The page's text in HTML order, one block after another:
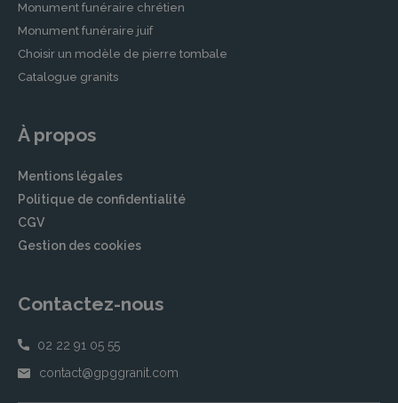
Monument funéraire chrétien
Monument funéraire juif
Choisir un modèle de pierre tombale
Catalogue granits
À propos
Mentions légales
Politique de confidentialité
CGV
Gestion des cookies
Contactez-nous
02 22 91 05 55
contact@gpggranit.com